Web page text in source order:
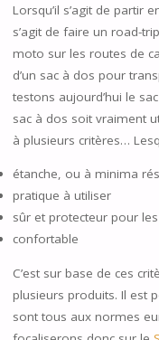
Lorsqu’il s’agit de partir
s’agit de faire un road-
moto sur les routes de
d’un sac à dos pour
testons aujourd’hui le
sac à dos soit vraiment
à plusieurs critères…
étanche, ou à minima
pratique à utiliser
sûr et protecteur pour
confortable
C’est sur base de ces
plusieurs produits. Il est
sont tous aux normes